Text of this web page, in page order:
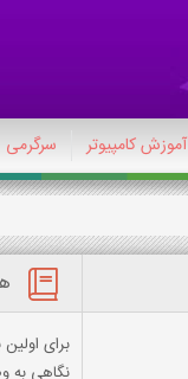
آموزش کامپیوتر سرگرمی
برای اولین
نگاهی به